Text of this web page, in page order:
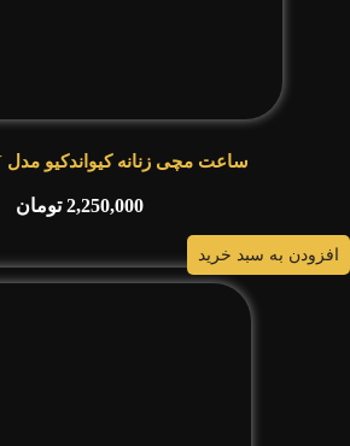
ساعت مچی زنانه کیواندکیو مدل S329J204Y
2,250,000 تومان
افزودن به سبد خرید